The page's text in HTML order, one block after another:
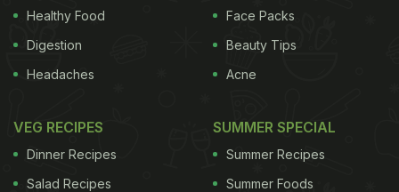
Healthy Food
Digestion
Headaches
Face Packs
Beauty Tips
Acne
VEG RECIPES
Dinner Recipes
Salad Recipes
SUMMER SPECIAL
Summer Recipes
Summer Foods